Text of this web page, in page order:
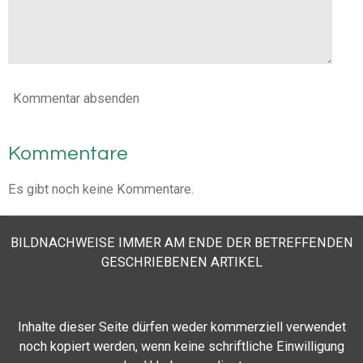
Kommentar absenden
Kommentare
Es gibt noch keine Kommentare.
BILDNACHWEISE IMMER AM ENDE DER BETREFFENDEN
GESCHRIEBENEN ARTIKEL
Inhalte dieser Seite dürfen weder kommerziell verwendet
noch kopiert werden, wenn keine schriftliche Einwilligung